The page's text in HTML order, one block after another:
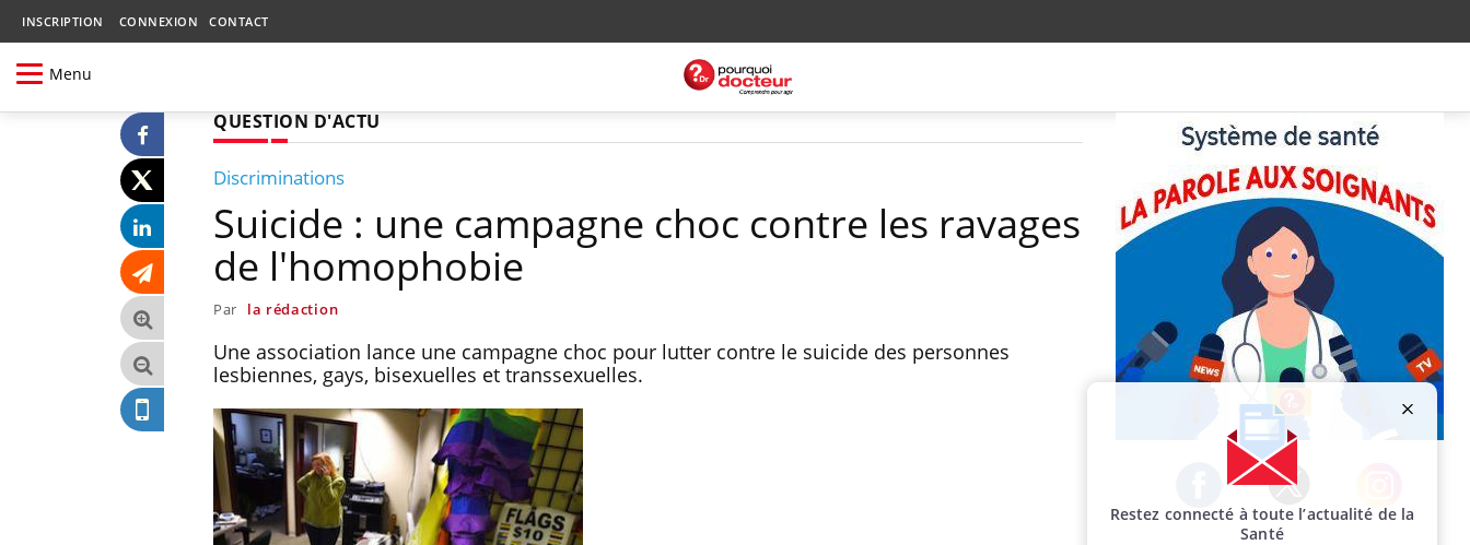
INSCRIPTION CONNEXION CONTACT
Menu
QUESTION D'ACTU
Discriminations
Suicide : une campagne choc contre les ravages
de l'homophobie
Par la rédaction
Une association lance une campagne choc pour lutter contre le suicide des personnes
lesbiennes, gays, bisexuelles et transsexuelles.
Facebook Twitter Instagram
Restez connecté à toute l’actualité de la
Santé